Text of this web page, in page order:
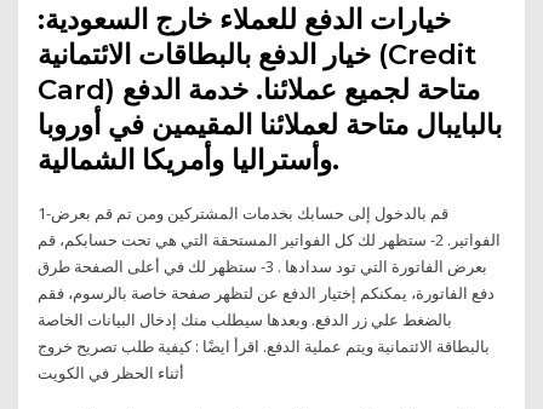
خيارات الدفع للعملاء خارج السعودية:
خيار الدفع بالبطاقات الائتمانية (Credit
Card) متاحة لجميع عملائنا. خدمة الدفع
بالبايبال متاحة لعملائنا المقيمين في أوروبا
وأستراليا وأمريكا الشمالية.
1-قم بالدخول إلى حسابك بخدمات المشتركين ومن تم قم بعرض
الفواتير. 2- ستظهر لك كل الفواتير المستحقة التي هي تحت حسابكم، قم
بعرض الفاتورة التي تود سدادها . 3- ستظهر لك في أعلى الصفحة طرق
دفع الفاتورة، يمكنكم إختيار الدفع عن لتظهر صفحة خاصة بالرسوم، فقم
بالضغط علي زر الدفع. وبعدها سيطلب منك إدخال البيانات الخاصة
بالبطاقة الائتمانية ويتم عملية الدفع. اقرأ ايضًا : كيفية طلب تصريح خروج
أثناء الحظر في الكويت